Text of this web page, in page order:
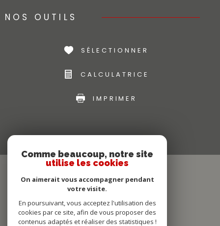
NOS OUTILS
SÉLECTIONNER
CALCULATRICE
IMPRIMER
Comme beaucoup, notre site
utilise les cookies
On aimerait vous accompagner pendant
votre visite.
En poursuivant, vous acceptez l'utilisation des
cookies par ce site, afin de vous proposer des
contenus adaptés et réaliser des statistiques !